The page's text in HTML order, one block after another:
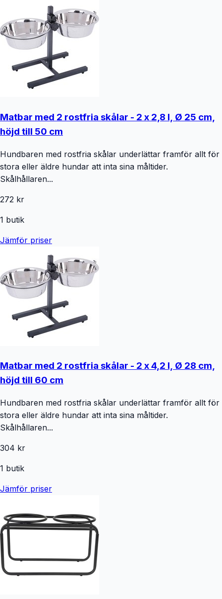
Matbar med 2 rostfria skålar - 2 x 2,8 l, Ø 25 cm,
höjd till 50 cm
Hundbaren med rostfria skålar underlättar framför allt för
stora eller äldre hundar att inta sina måltider.
Skålhållaren...
272 kr
1 butik
Jämför priser
Matbar med 2 rostfria skålar - 2 x 4,2 l, Ø 28 cm,
höjd till 60 cm
Hundbaren med rostfria skålar underlättar framför allt för
stora eller äldre hundar att inta sina måltider.
Skålhållaren...
304 kr
1 butik
Jämför priser